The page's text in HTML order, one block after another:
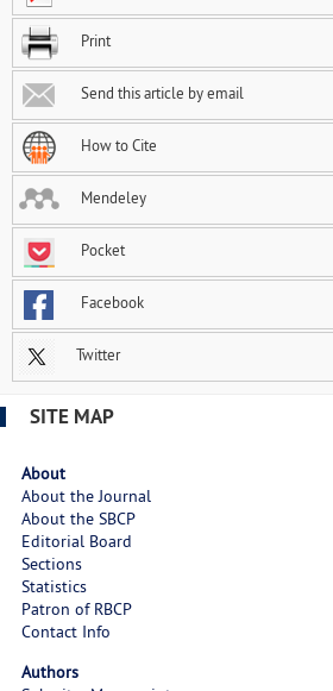
Print
Send this article by email
How to Cite
Mendeley
Pocket
Facebook
Twitter
SITE MAP
About
About the Journal
About the SBCP
Editorial Board
Sections
Statistics
Patron of RBCP
Contact Info
Authors